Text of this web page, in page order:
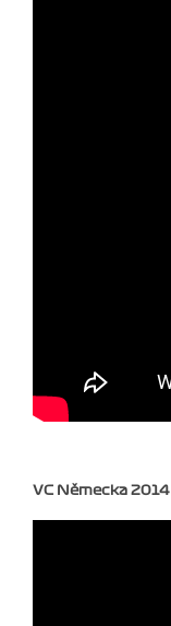
VC Německa 2014